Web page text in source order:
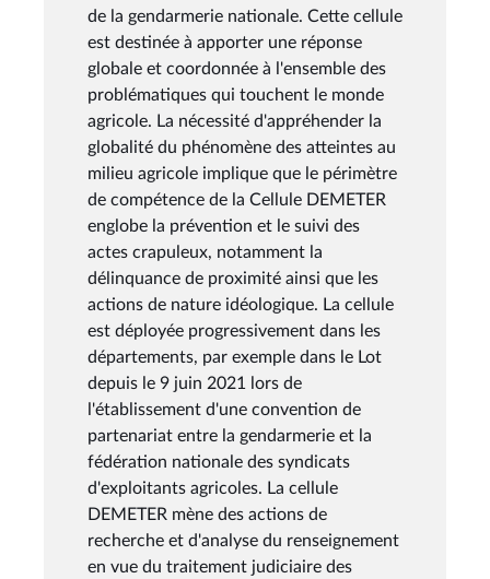
de la gendarmerie nationale. Cette cellule
est destinée à apporter une réponse
globale et coordonnée à l'ensemble des
problématiques qui touchent le monde
agricole. La nécessité d'appréhender la
globalité du phénomène des atteintes au
milieu agricole implique que le périmètre
de compétence de la Cellule DEMETER
englobe la prévention et le suivi des
actes crapuleux, notamment la
délinquance de proximité ainsi que les
actions de nature idéologique. La cellule
est déployée progressivement dans les
départements, par exemple dans le Lot
depuis le 9 juin 2021 lors de
l'établissement d'une convention de
partenariat entre la gendarmerie et la
fédération nationale des syndicats
d'exploitants agricoles. La cellule
DEMETER mène des actions de
recherche et d'analyse du renseignement
en vue du traitement judiciaire des